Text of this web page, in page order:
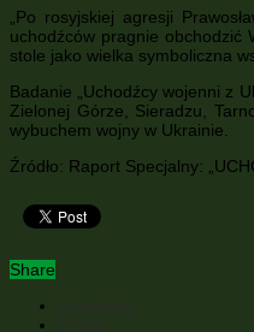
„Po rosyjskiej agresji
uchodźców pragnie obchodzić
stole jako wielka symboliczna
Badanie „Uchodźcy wojenni z
Zielonej Górze, Sieradzu,
wybuchem wojny w Ukrainie.
Źródło: Raport Specjalny:
Share